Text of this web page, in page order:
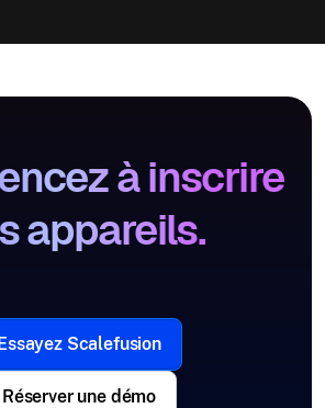
à inscrire
appareils.
Scalefusion
Réserver une démo